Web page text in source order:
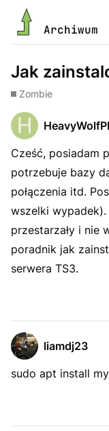
Archiwum
Jak
Zombie
Cześć, posiadam
potrzebuje bazy
połączenia itd.
wszelki
przestarzały i nie
poradnik jak
serwera TS3.
liamdj23
sudo apt install